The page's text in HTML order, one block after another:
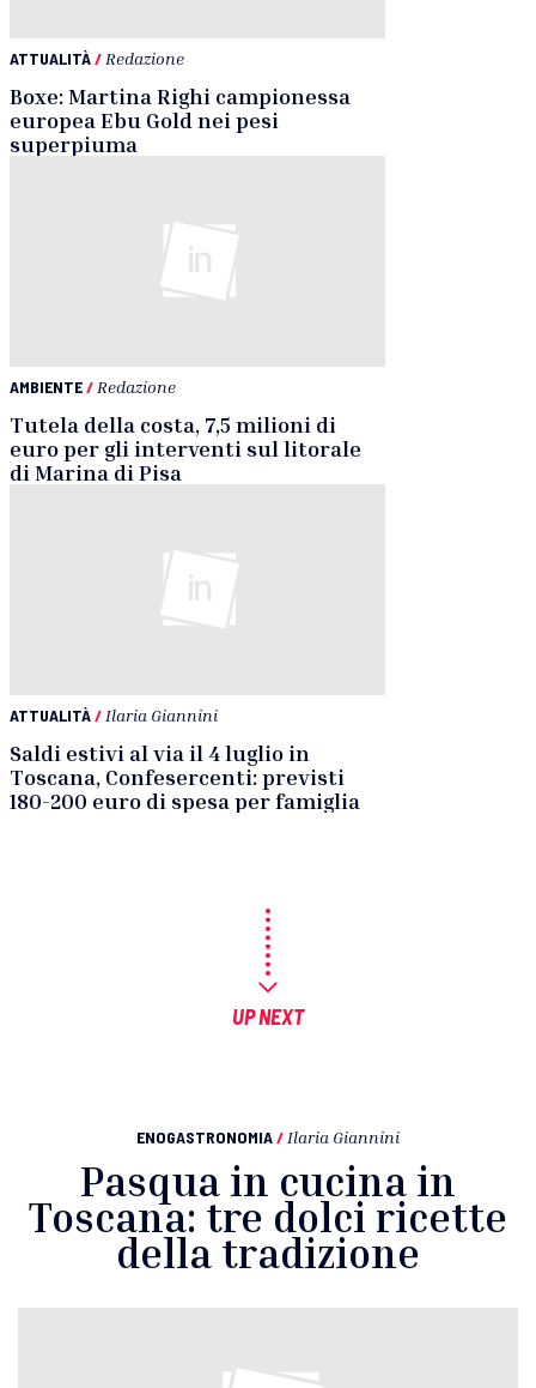
ATTUALITÀ/ Redazione
Boxe: Martina Righi campionessa
europea Ebu Gold nei pesi
superpiuma
AMBIENTE/ Redazione
Tutela della costa, 7,5 milioni di
euro per gli interventi sul litorale
di Marina di Pisa
ATTUALITÀ/ Ilaria Giannini
Saldi estivi al via il 4 luglio in
Toscana, Confesercenti: previsti
180-200 euro di spesa per famiglia
UP NEXT
ENOGASTRONOMIA/ Ilaria Giannini
Pasqua in cucina in
Toscana: tre dolci ricette
della tradizione